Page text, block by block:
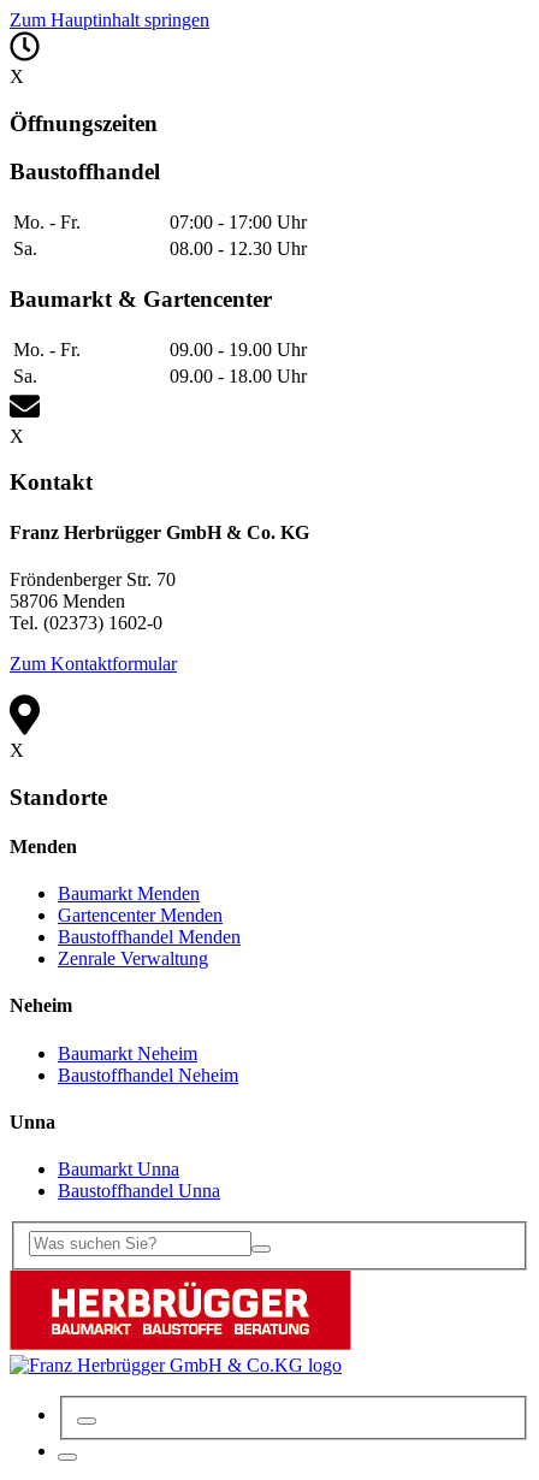
Zum Hauptinhalt springen
X
Öffnungszeiten
Baustoffhandel
Mo. - Fr.
07:00 - 17:00 Uhr
Sa.
08.00 - 12.30 Uhr
Baumarkt & Gartencenter
Mo. - Fr.
09.00 - 19.00 Uhr
Sa.
09.00 - 18.00 Uhr
X
Kontakt
Franz Herbrügger GmbH & Co. KG
Fröndenberger Str. 70
58706 Menden
Tel. (02373) 1602-0
Zum Kontaktformular
X
Standorte
Menden
Baumarkt Menden
Gartencenter Menden
Baustoffhandel Menden
Zenrale Verwaltung
Neheim
Baumarkt Neheim
Baustoffhandel Neheim
Unna
Baumarkt Unna
Baustoffhandel Unna